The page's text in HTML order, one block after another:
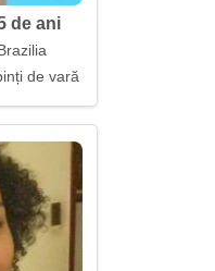
de ani
de vară